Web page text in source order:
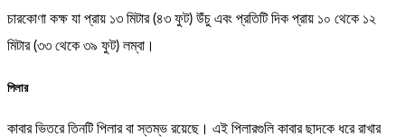
চারকোণা কক্ষ যা প্রায় ১৩ মিটার (৪৩ ফুট) উঁচু এবং প্রতিটি দিক প্রায় ১০ থেকে ১২
মিটার (৩৩ থেকে ৩৯ ফুট) লম্বা।
পিলার
কাবার ভিতরে তিনটি পিলার বা স্তম্ভ রয়েছে। এই পিলারগুলি কাবার ছাদকে ধরে রাখার